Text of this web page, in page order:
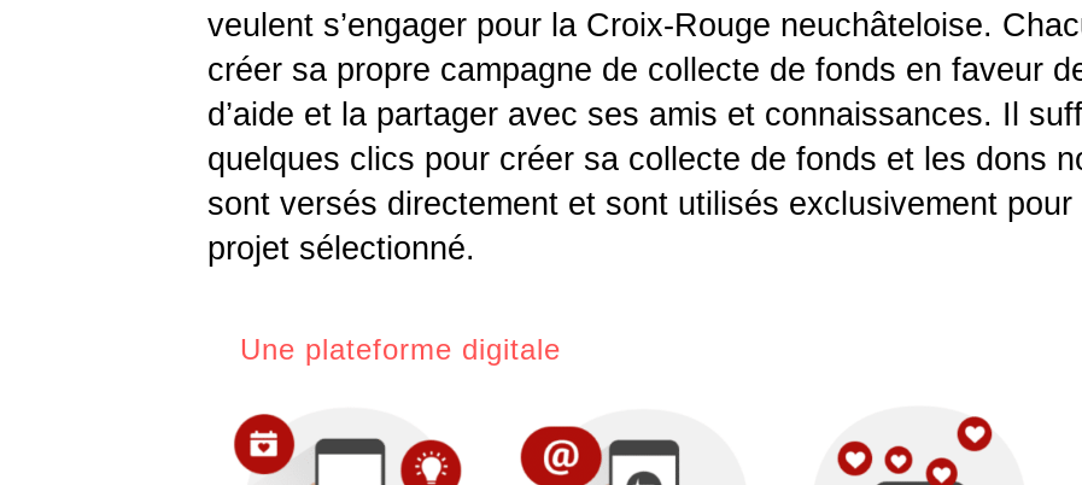
veulent s’engager pour la Croix-Rouge neuchâteloise.
créer sa propre campagne de collecte de fonds en faveur
d’aide et la partager avec ses amis et connaissances. Il
quelques clics pour créer sa collecte de fonds et les dons
sont versés directement et sont utilisés exclusivement pour
projet sélectionné.
Une plateforme digitale